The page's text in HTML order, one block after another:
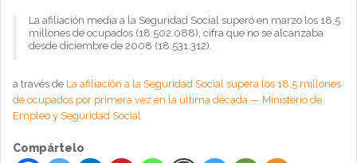
La afiliación media a la Seguridad Social superó en marzo los 18,5
millones de ocupados (18.502.088), cifra que no se alcanzaba
desde diciembre de 2008 (18.531.312).
a través de La afiliación a la Seguridad Social supera los 18,5 millones
de ocupados por primera vez en la última década — Ministerio de
Empleo y Seguridad Social
Compártelo